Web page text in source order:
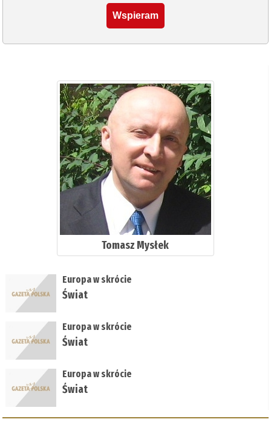
Wspieram
Tomasz Mysłek
Europa w skrócie
Świat
Europa w skrócie
Świat
Europa w skrócie
Świat